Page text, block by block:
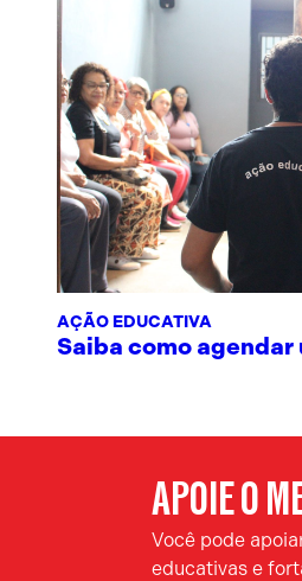
AÇÃO EDUCATIVA
Saiba como
APOIE O
Você pode
educativas e